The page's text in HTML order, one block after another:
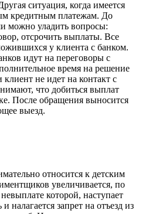
ситуация, когда имеется
кредитным платежам. До
можно уладить вопросы:
отсрочить выплаты. Все
у клиента с банком.
идут на переговоры с
время на решение
не идет на контакт с
что добиться выплат
После обращения выносится
выезд.
относится к детским
увеличивается, по
которой, наступает
налагается запрет на отъезд из